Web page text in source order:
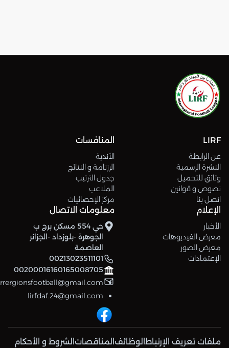
LIRF
عن الرابطة
النشرة الرسمية
وثائق للتحميل
نصوص و قوانين
اتصل بنا
المنافسات
الأندية
الرزنامة و النتائج
جدول الترتيب
الملاعب
مركز الإحصائيات
الإعلام
الأخبار
معرض الفيديوهات
معرض الصور
الإعتمادات
معلومات الاتصال
حي 554 مسكن برج ب
الجوهرة -بلوزداد -الجزائر
العاصمة
00213023511101
00200016160165008705
lirfdaf.24@gmail.com
ملفات تعريف الإرتباط الوظائف المناقصات الشروط و الأحكام